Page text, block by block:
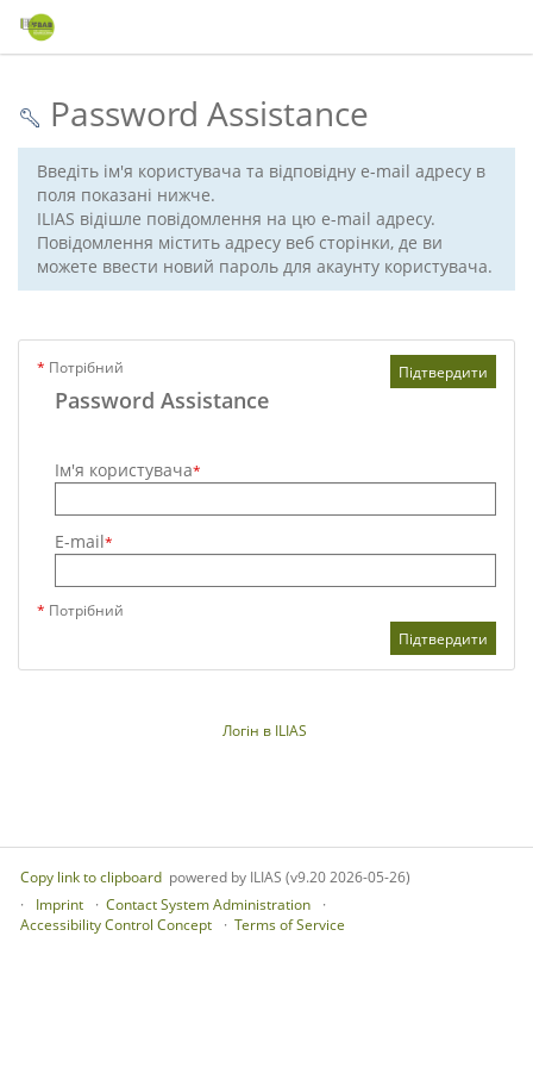
Password Assistance
Введіть ім'я користувача та відповідну e-mail адресу в
поля показані нижче.
ILIAS відішле повідомлення на цю e-mail адресу.
Повідомлення містить адресу веб сторінки, де ви
можете ввести новий пароль для акаунту користувача.
Підтвердити
* Потрібний
Password Assistance
Ім'я користувача*
E-mail*
* Потрібний
Підтвердити
Логін в ILIAS
Copy link to clipboard powered by ILIAS (v9.20 2026-05-26)
Imprint
Contact System Administration
Accessibility Control Concept
Terms of Service